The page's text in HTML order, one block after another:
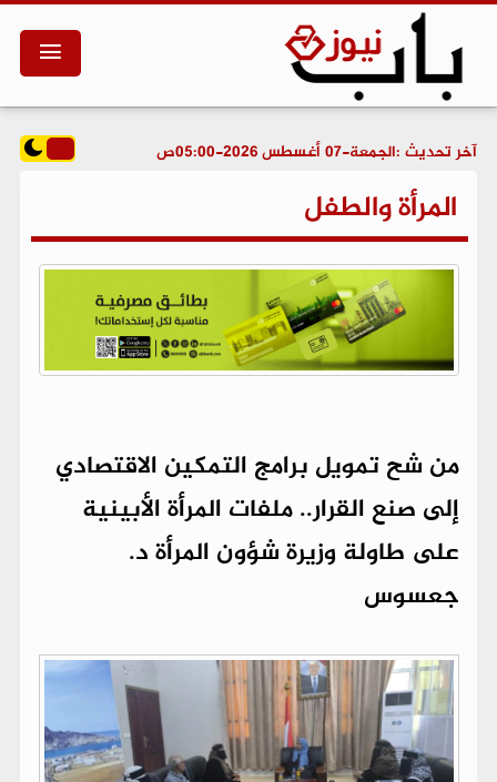
آخر تحديث :الجمعة-07 أغسطس 2026-05:00ص
المرأة والطفل
من شح تمويل برامج التمكين الاقتصادي
إلى صنع القرار.. ملفات المرأة الأبينية
على طاولة وزيرة شؤون المرأة د.
جعسوس